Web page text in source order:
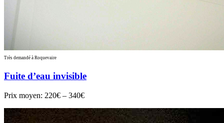
Très demandé à Roquevaire
Fuite d’eau invisible
Prix moyen: 220€ – 340€